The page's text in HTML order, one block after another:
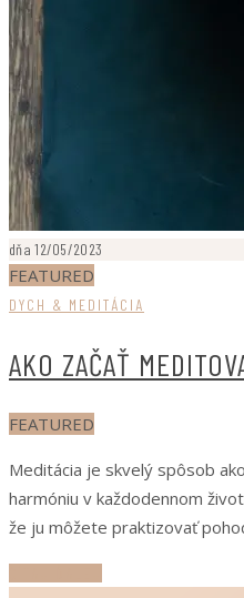
dňa 12/05/2023
FEATURED
DYCH & MEDITÁCIA
AKO ZAČAŤ
FEATURED
Meditácia je skvelý spôsob
harmóniu v každodennom
že ju môžete praktizovať